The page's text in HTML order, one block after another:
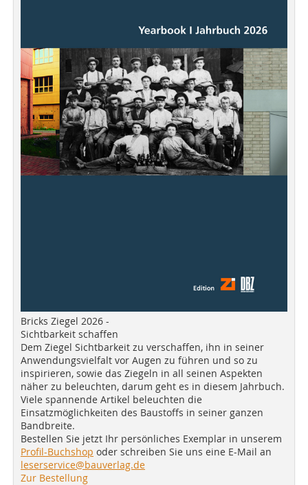
Bricks Ziegel 2026 -
Sichtbarkeit schaffen
Dem Ziegel Sichtbarkeit zu verschaffen, ihn in seiner
Anwendungsvielfalt vor Augen zu führen und so zu
inspirieren, sowie das Ziegeln in all seinen Aspekten
näher zu beleuchten, darum geht es in diesem Jahrbuch.
Viele spannende Artikel beleuchten die
Einsatzmöglichkeiten des Baustoffs in seiner ganzen
Bandbreite.
Bestellen Sie jetzt Ihr persönliches Exemplar in unserem
Profil-Buchshop oder schreiben Sie uns eine E-Mail an
leserservice@bauverlag.de
Zur Bestellung